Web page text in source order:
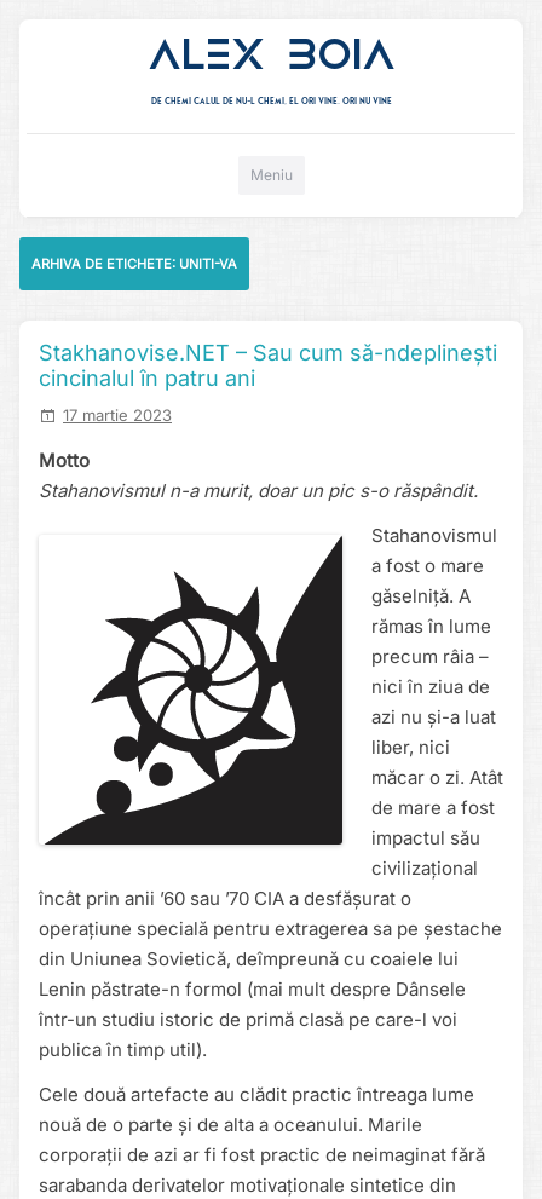
Alex Boia
De chemi calul de nu-l chemi, el ori vine. ori nu vine
Meniu
ARHIVA DE ETICHETE: UNITI-VA
Stakhanovise.NET – Sau cum să-ndeplinești
cincinalul în patru ani
17 martie 2023
Motto
Stahanovismul n-a murit, doar un pic s-o răspândit.
Stahanovismul
a fost o mare
găselniță. A
rămas în lume
precum râia –
nici în ziua de
azi nu și-a luat
liber, nici
măcar o zi. Atât
de mare a fost
impactul său
civilizațional
încât prin anii ’60 sau ’70 CIA a desfășurat o
operațiune specială pentru extragerea sa pe șestache
din Uniunea Sovietică, deîmpreună cu coaiele lui
Lenin păstrate-n formol (mai mult despre Dânsele
într-un studiu istoric de primă clasă pe care-l voi
publica în timp util).
Cele două artefacte au clădit practic întreaga lume
nouă de o parte și de alta a oceanului. Marile
corporații de azi ar fi fost practic de neimaginat fără
sarabanda derivatelor motivaționale sintetice din